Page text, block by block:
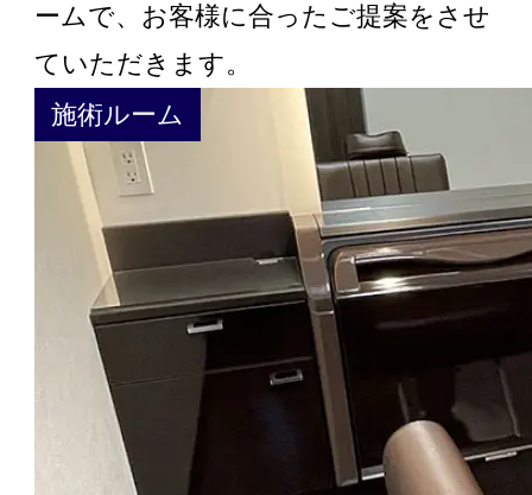
ームで、お客様に合ったご提案をさせ
ていただきます。
施術ルーム